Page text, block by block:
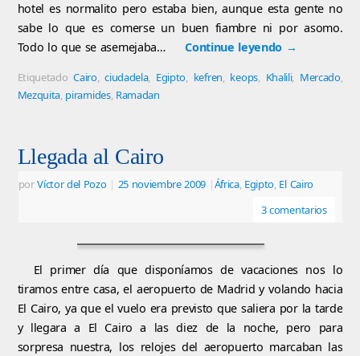
hotel es normalito pero estaba bien, aunque esta gente no
sabe lo que es comerse un buen fiambre ni por asomo.
Todo lo que se asemejaba…
Continue leyendo →
EtiquetadoCairo,ciudadela, Egipto, kefren, keops, Khalili, Mercado,
Mezquita, piramides, Ramadan
Llegada al Cairo
porVíctor del Pozo | 25 noviembre 2009 |África, Egipto, El Cairo
3 comentarios
El primer día que disponíamos de vacaciones nos lo
tiramos entre casa, el aeropuerto de Madrid y volando hacia
El Cairo, ya que el vuelo era previsto que saliera por la tarde
y llegara a El Cairo a las diez de la noche, pero para
sorpresa nuestra, los relojes del aeropuerto marcaban las